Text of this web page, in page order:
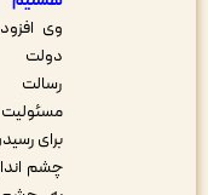
وی افزود: من و
دولت آینده
رسالت و
مسئولیت مان
برای رسیدن به این
چشم انداز، تعهد